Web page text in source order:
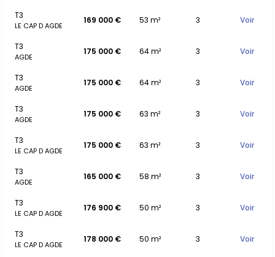
T3
LE CAP D AGDE
169 000 € 53 m² 3 Voir
T3
AGDE
175 000 € 64 m² 3 Voir
T3
AGDE
175 000 € 64 m² 3 Voir
T3
AGDE
175 000 € 63 m² 3 Voir
T3
LE CAP D AGDE
175 000 € 63 m² 3 Voir
T3
AGDE
165 000 € 58 m² 3 Voir
T3
LE CAP D AGDE
176 900 € 50 m² 3 Voir
T3
LE CAP D AGDE
178 000 € 50 m² 3 Voir